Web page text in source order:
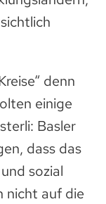
denn
einige
Basler
dass das
sozial
nicht auf die